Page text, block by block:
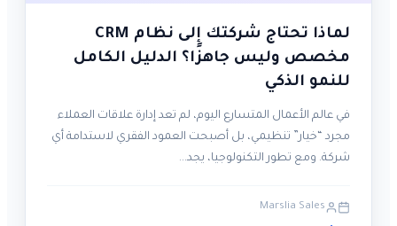
لماذا تحتاج شركتك إلى نظام CRM
مخصص وليس جاهزًا؟ الدليل الكامل
للنمو الذكي
في عالم الأعمال المتسارع اليوم، لم تعد إدارة علاقات العملاء
مجرد “خيار” تنظيمي، بل أصبحت العمود الفقري لاستدامة أي
شركة. ومع تطور التكنولوجيا، يجد…
Marslia Sales